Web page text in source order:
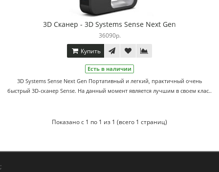
3D Сканер - 3D Systems Sense Next Gen
36090р.
Купить
Есть в наличии
3D Systems Sense Next Gen Портативный и легкий, практичный очень
быстрый 3D-сканер Sense. На данный момент является лучшим в своем клас..
Показано с 1 по 1 из 1 (всего 1 страниц)
;